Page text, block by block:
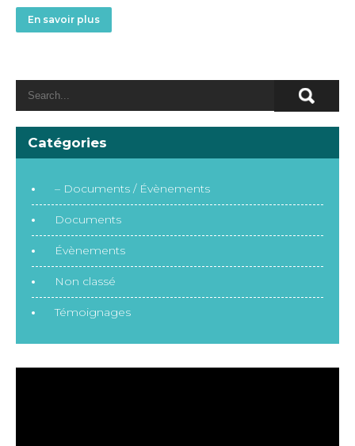
En savoir plus
Catégories
– Documents / Évènements
Documents
Évènements
Non classé
Témoignages